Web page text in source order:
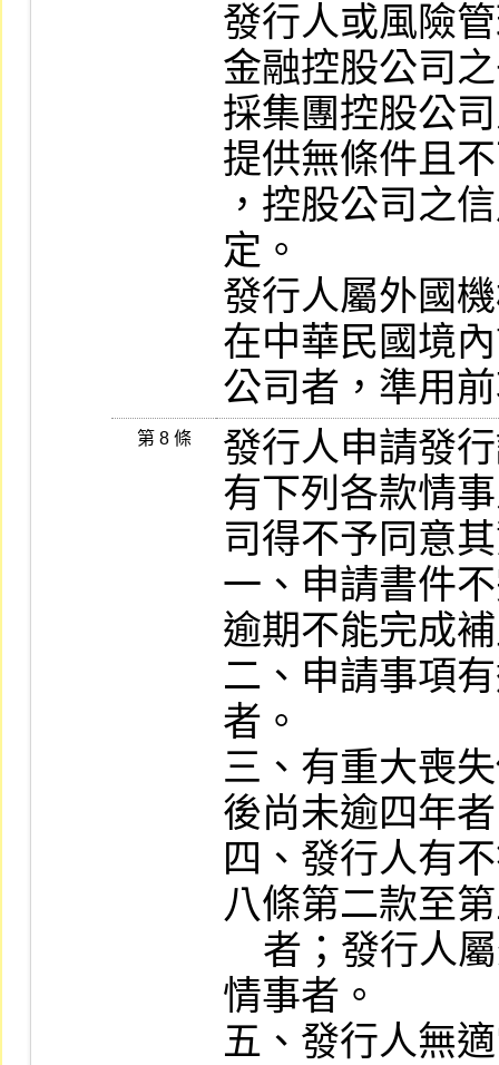
發行人或風險
金融控股公司
採集團控股公
提供無條件且
，控股公司之
定。
發行人屬外國
在中華民國境
公司者，準用
第 8 條
發行人申請發
有下列各款情
司得不予同意
一、申請書件
逾期不能完成
二、申請事項
者。
三、有重大喪
後尚未逾四年
四、發行人有
八條第二款至
情事者。
五、發行人無